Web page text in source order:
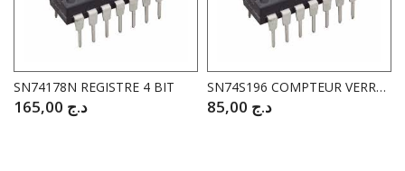
SN74178N REGISTRE 4 BIT
د.ج
SN74S196 COMPTEUR VERROUILLABLE PROG BINAIRE BCD
د.ج